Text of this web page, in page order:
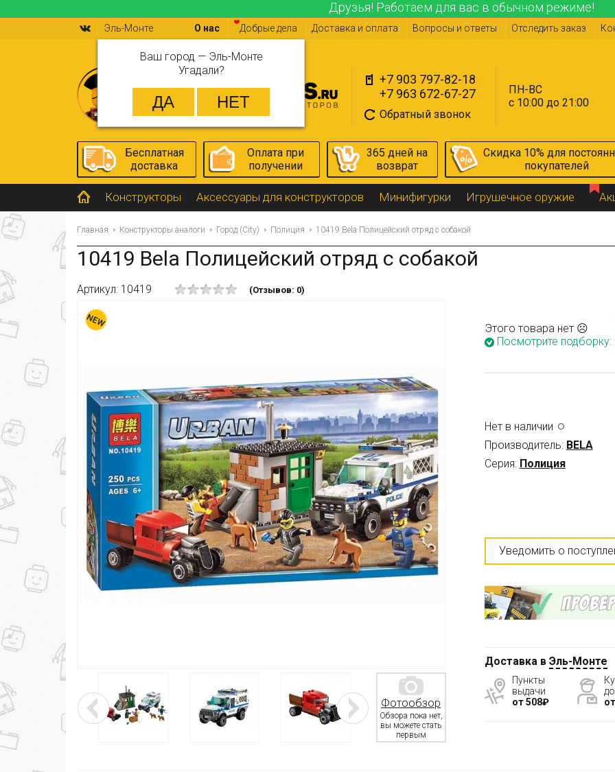
Друзья! Работаем для вас в обычном режиме!
Эль-Монте
Ваш город — Эль-Монте
Угадали?
О нас Добрые дела Доставка и оплата Вопросы и ответы Отследить заказ
+7 903 797-82-18
+7 963 672-67-27
Обратный звонок
ПН-ВС
с 10:00 до 21:00
Бесплатная
доставка
Оплата при
получении
365 дней на
возврат
Скидка 10% для
покупателей
Конструкторы Аксессуары для конструкторов Минифигурки Игрушечное оружие
Главная Конструкторы аналоги Город (City) Полиция 10419 Bela Полицейский отряд с собакой
10419 Bela Полицейский отряд с собакой
Артикул: 10419 (Отзывов: 0)
Фотообзор
Обзора пока нет,
вы можете стать
первым
Этого товара нет ☹
Посмотрите подборку:
Нет в наличии
Производитель: BELA
Серия: Полиция
Уведомить о
Доставка в Эль-Монте
Пункты
выдачи
от 508₽